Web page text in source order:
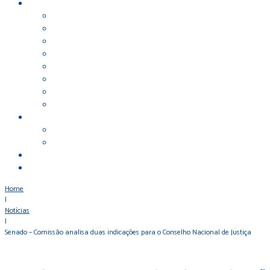
Home
|
Notícias
|
Senado – Comissão analisa duas indicações para o Conselho Nacional de Justiça